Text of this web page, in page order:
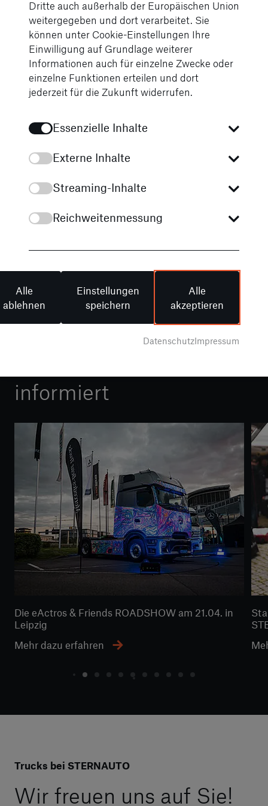
Sonderfahrzeuge
Mercedes-Benz Trucks deckt den gesamten Bereich
gewerblicher Nutzfahrzeuge ab – von Verteilern bis
zu schweren Langstrecklern und speziellen
Anwendungen. Besonders für Kommunen,
Mehr zu unseren Lösungen für Städte, Feuerwehr
Mehr über Mercedes-Benz Sonderlösungen
Unsere News zu Mercedes-Benz Trucks
informiert
Die eActros & Friends ROADSHOW am 21.04. in
Leipzig
Mehr dazu erfahren
Trucks bei STERNAUTO
Wir freuen uns auf Sie!
Dritte auch außerhalb der Europäischen Union
weitergegeben und dort verarbeitet. Sie
können unter Cookie-Einstellungen Ihre
Einwilligung auf Grundlage weiterer
Informationen auch für einzelne Zwecke oder
einzelne Funktionen erteilen und dort
jederzeit für die Zukunft widerrufen.
Essenzielle Inhalte
Externe Inhalte
Streaming-Inhalte
Reichweitenmessung
Alle
ablehnen
Einstellungen
speichern
Alle
akzeptieren
DatenschutzImpressum